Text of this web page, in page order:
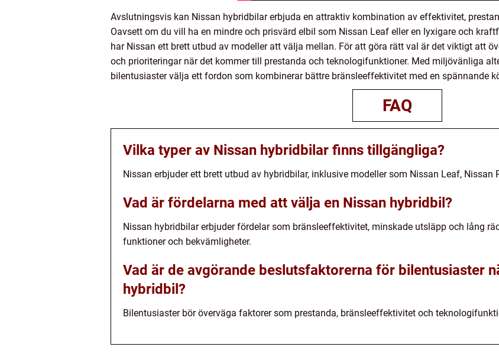
Avslutningsvis kan Nissan hybridbilar erbjuda en attraktiv kombination av effektivitet,
Oavsett om du vill ha en mindre och prisvärd elbil som Nissan Leaf eller en lyxigare och
har Nissan ett brett utbud av modeller att välja mellan. För att göra rätt val är det viktigt att
och prioriteringar när det kommer till prestanda och teknologifunktioner. Med miljövänliga
bilentusiaster välja ett fordon som kombinerar bättre bränsleeffektivitet med en spännande
FAQ
Vilka typer av Nissan hybridbilar finns tillgängliga?
Nissan erbjuder ett brett utbud av hybridbilar, inklusive modeller som Nissan Leaf, Nissan
Vad är fördelarna med att välja en Nissan hybridbil?
Nissan hybridbilar erbjuder fördelar som bränsleeffektivitet, minskade utsläpp och lång
funktioner och bekvämligheter.
Vad är de avgörande beslutsfaktorerna för bilentusiaster
hybridbil?
Bilentusiaster bör överväga faktorer som prestanda, bränsleeffektivitet och